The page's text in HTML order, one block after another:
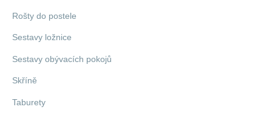
Rošty do postele
Sestavy ložnice
Sestavy obývacích pokojů
Skříně
Taburety